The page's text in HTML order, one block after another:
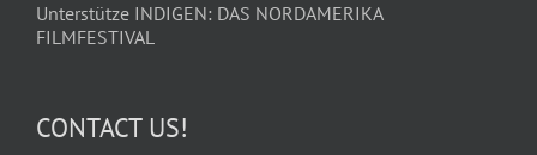
Unterstütze INDIGEN: DAS NORDAMERIKA
FILMFESTIVAL
CONTACT US!